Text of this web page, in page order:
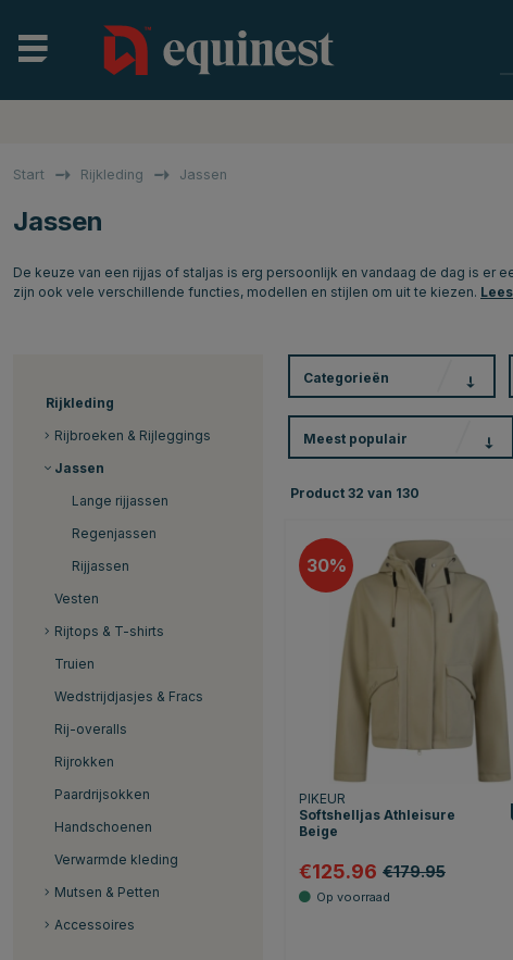
Start Rijkleding Jassen
Jassen
De keuze van een rijjas of staljas is erg persoonlijk en vandaag de dag is er
zijn ook vele verschillende functies, modellen en stijlen om uit te kiezen.
Rijkleding
Rijbroeken & Rijleggings
Jassen
Lange rijjassen
Regenjassen
Rijjassen
Vesten
Rijtops & T-shirts
Truien
Wedstrijdjasjes & Fracs
Rij-overalls
Rijrokken
Paardrijsokken
Handschoenen
Verwarmde kleding
Mutsen & Petten
Accessoires
Categorieën
Meest populair
Product32 van 130
30
PIKEUR
Softshelljas Athleisure
Beige
€125.96 €179.95